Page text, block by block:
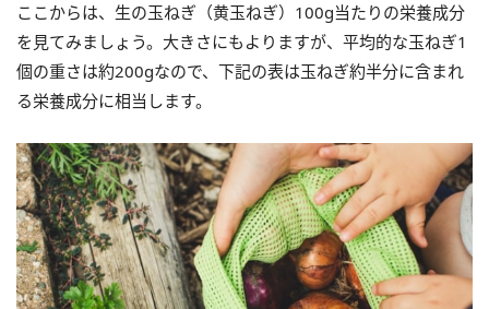
ここからは、生の玉ねぎ（黄玉ねぎ）100g当たりの栄養成分
を見てみましょう。大きさにもよりますが、平均的な玉ねぎ1
個の重さは約200gなので、下記の表は玉ねぎ約半分に含まれ
る栄養成分に相当します。